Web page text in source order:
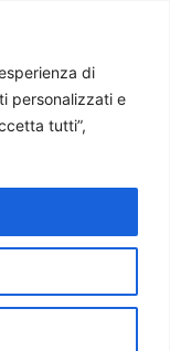
di
personalizzati e
tutti”,